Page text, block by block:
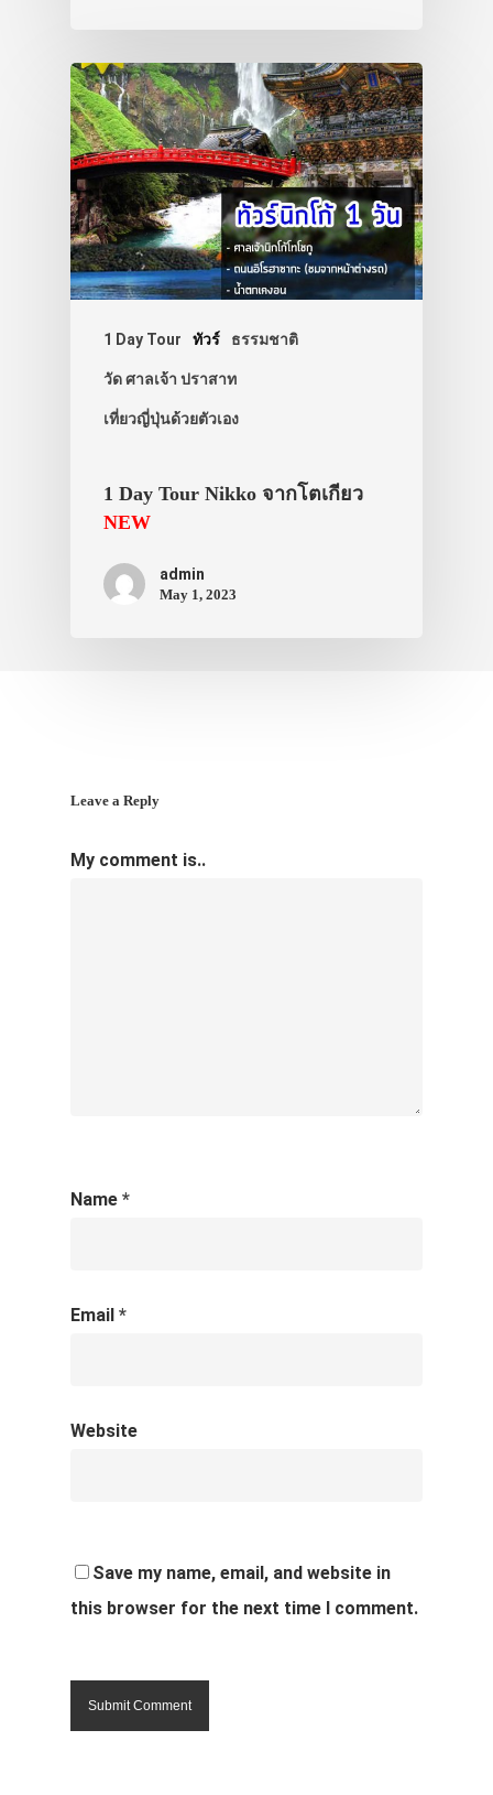
1 Day Tour ทัวร์ ธรรมชาติ
วัด ศาลเจ้า ปราสาท
เที่ยวญี่ปุ่นด้วยตัวเอง
1 Day Tour Nikko จากโตเกียว
NEW
admin
May 1, 2023
Leave a Reply
My comment is..
Name *
Email *
Website
Save my name, email, and website in
this browser for the next time I comment.
ประเทศญี่ปุ่น
เที่ยวญี่ปุ่นด้ว
เอง
รถบัส
VIDEO